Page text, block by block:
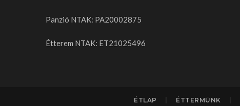
Panzió NTAK: PA20002875
Étterem NTAK: ET21025496
ÉTLAP ÉTTERMÜNK